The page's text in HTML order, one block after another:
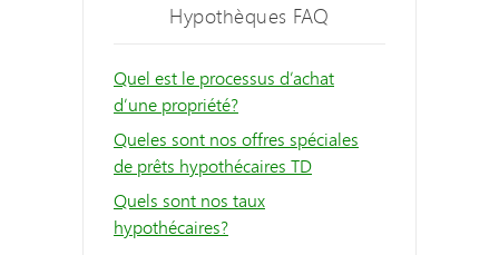
Hypothèques FAQ
Quel est le processus d’achat
d’une propriété?
Queles sont nos offres spéciales
de prêts hypothécaires TD
Quels sont nos taux
hypothécaires?